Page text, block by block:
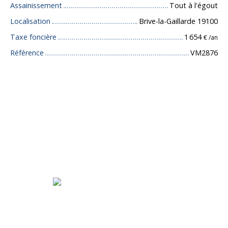
Assainissement
Tout à l'égout
Localisation
Brive-la-Gaillarde 19100
Taxe foncière
1 654€ /an
Référence VM2876